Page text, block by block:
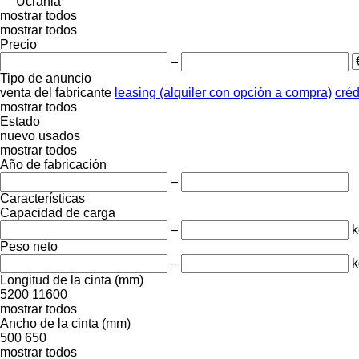
mostrar todos
mostrar todos
Precio
–
Tipo de anuncio
venta del fabricante leasing (alquiler con opción a compra)
mostrar todos
Estado
nuevo usados
mostrar todos
Año de fabricación
–
Características
Capacidad de carga
–
Peso neto
–
Longitud de la cinta (mm)
5200 11600
mostrar todos
Ancho de la cinta (mm)
500 650
mostrar todos